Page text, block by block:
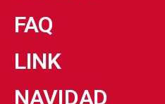
FAQ
LINK
NAVIDAD